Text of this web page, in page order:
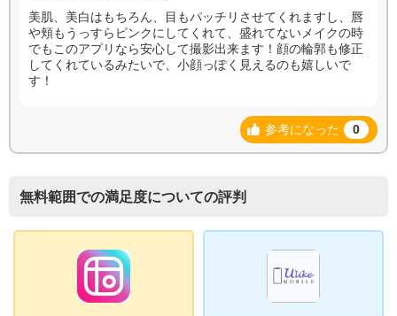
美肌、美白はもちろん、目もパッチリさせてくれますし、唇
や頬もうっすらピンクにしてくれて、盛れてないメイクの時
でもこのアプリなら安心して撮影出来ます！顔の輪郭も修正
してくれているみたいで、小顔っぽく見えるのも嬉しいで
す！
参考になった 0
無料範囲での満足度についての評判